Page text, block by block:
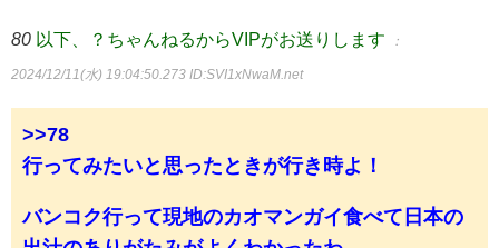
80 以下、？ちゃんねるからVIPがお送りします ：
2024/12/11(水) 19:04:50.273 ID:SVI1xNwaM.net
>>78
行ってみたいと思ったときが行き時よ！
バンコク行って現地のカオマンガイ食べて日本の